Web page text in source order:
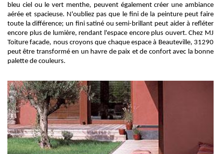
bleu ciel ou le vert menthe, peuvent également créer une ambiance
aérée et spacieuse. N'oubliez pas que le fini de la peinture peut faire
toute la différence; un fini satiné ou semi-brillant peut aider à refléter
encore plus de lumière, rendant l'espace encore plus ouvert. Chez MJ
Toiture facade, nous croyons que chaque espace à Beauteville, 31290
peut être transformé en un havre de paix et de confort avec la bonne
palette de couleurs.